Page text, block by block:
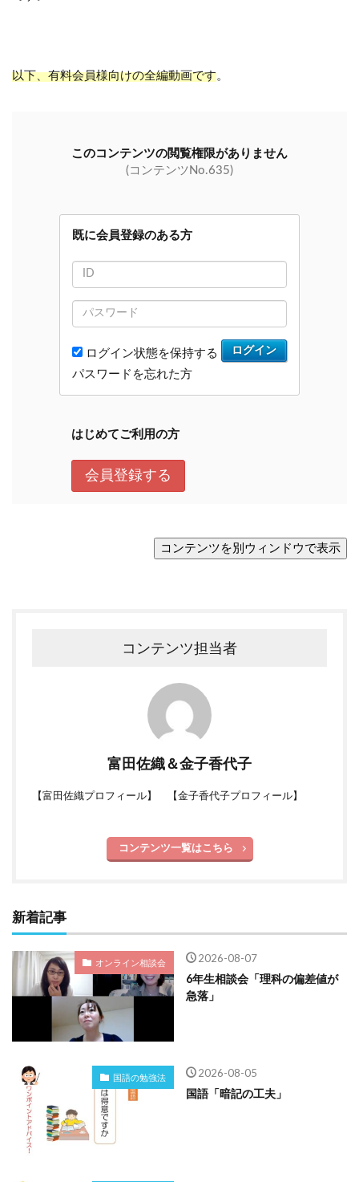
以下、有料会員様向けの全編動画です。
コンテンツ担当者
富田佐織＆金子香代子
【富田佐織プロフィール】 【金子香代子プロフィール】
コンテンツ一覧はこちら
新着記事
オンライン相談会 2026-08-07
6年生相談会「理科の偏差値が
急落」
国語の勉強法 2026-08-05
国語「暗記の工夫」